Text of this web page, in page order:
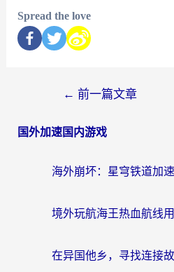
Spread the love
← 前一篇文章
国外加速国内游戏